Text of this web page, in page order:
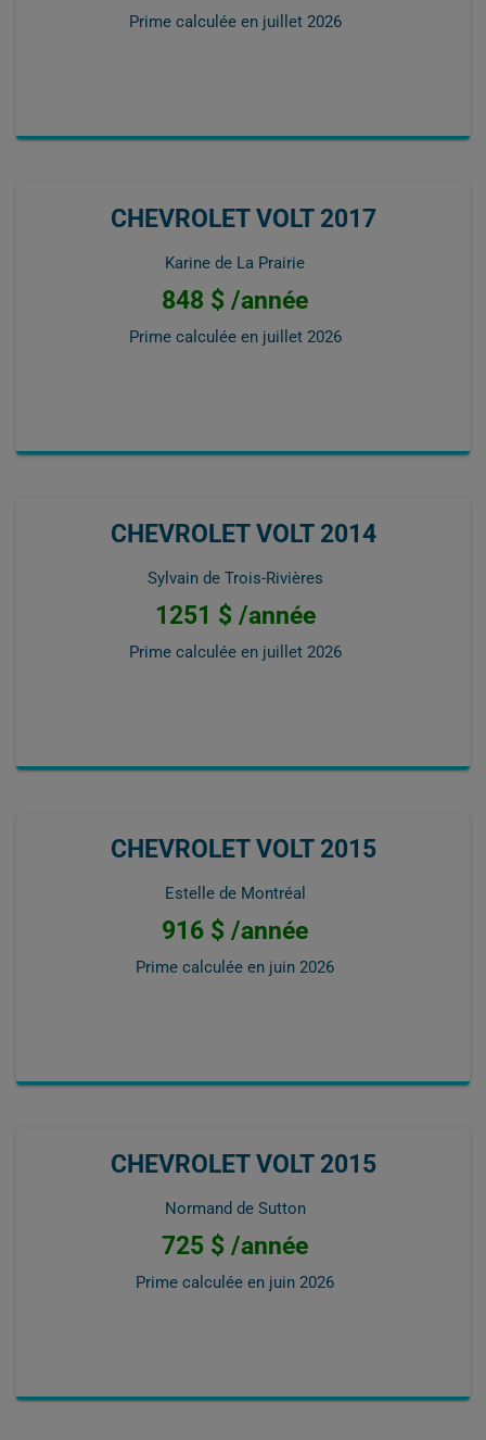
Prime calculée en juillet 2026
CHEVROLET VOLT 2017
Karine de La Prairie
848 $ /année
Prime calculée en juillet 2026
CHEVROLET VOLT 2014
Sylvain de Trois-Rivières
1251 $ /année
Prime calculée en juillet 2026
CHEVROLET VOLT 2015
Estelle de Montréal
916 $ /année
Prime calculée en juin 2026
CHEVROLET VOLT 2015
Normand de Sutton
725 $ /année
Prime calculée en juin 2026